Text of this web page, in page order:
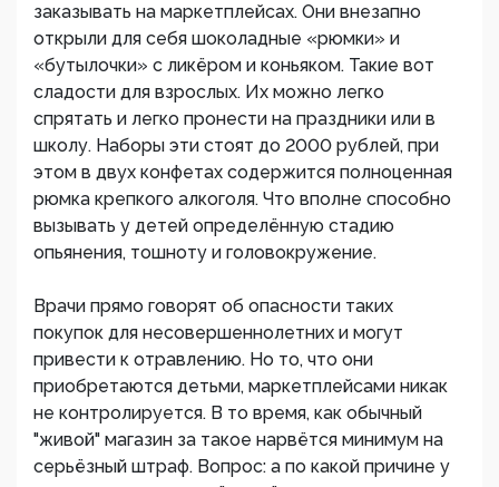
заказывать на маркетплейсах. Они внезапно
открыли для себя шоколадные «рюмки» и
«бутылочки» с ликёром и коньяком. Такие вот
сладости для взрослых. Их можно легко
спрятать и легко пронести на праздники или в
школу. Наборы эти стоят до 2000 рублей, при
этом в двух конфетах содержится полноценная
рюмка крепкого алкоголя. Что вполне способно
вызывать у детей определённую стадию
опьянения, тошноту и головокружение.
Врачи прямо говорят об опасности таких
покупок для несовершеннолетних и могут
привести к отравлению. Но то, что они
приобретаются детьми, маркетплейсами никак
не контролируется. В то время, как обычный
"живой" магазин за такое нарвётся минимум на
серьёзный штраф. Вопрос: а по какой причине у